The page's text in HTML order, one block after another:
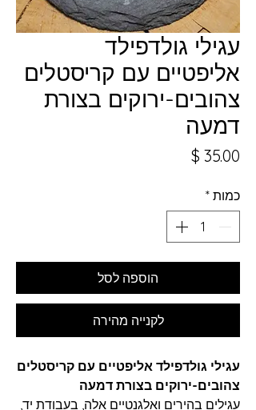
עגילי גולדפילד
אליפטיים עם קריסטלים
צהובים-ירוקים בצורת
דמעה
מחיר
כמות *
הוספה לסל
לקנייה מהירה
עגילי גולדפילד אליפטיים עם קריסטלים
צהובים-ירוקים בצורת דמעה
עגילים בהירים ואלגנטיים אלה, בעבודת יד,